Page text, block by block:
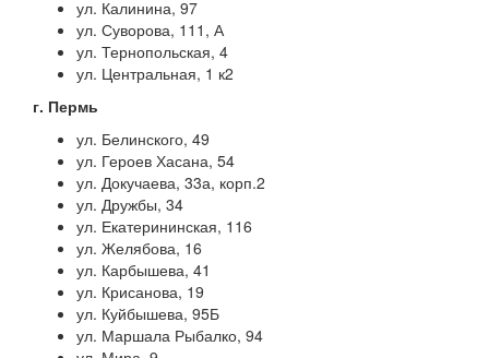
ул. Калинина, 97
ул. Суворова, 111, А
ул. Тернопольская, 4
ул. Центральная, 1 к2
г. Пермь
ул. Белинского, 49
ул. Героев Хасана, 54
ул. Докучаева, 33а, корп.2
ул. Дружбы, 34
ул. Екатерининская, 116
ул. Желябова, 16
ул. Карбышева, 41
ул. Крисанова, 19
ул. Куйбышева, 95Б
ул. Маршала Рыбалко, 94